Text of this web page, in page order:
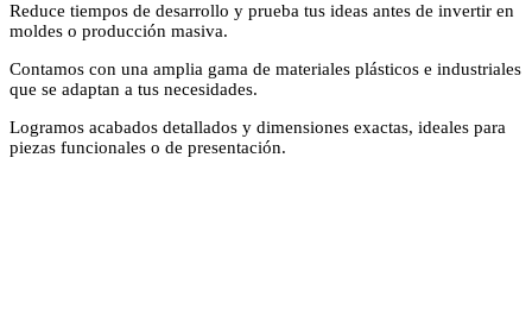
Reduce tiempos de desarrollo y prueba tus ideas antes de invertir en
moldes o producción masiva.
Contamos con una amplia gama de materiales plásticos e industriales
que se adaptan a tus necesidades.
Logramos acabados detallados y dimensiones exactas, ideales para
piezas funcionales o de presentación.